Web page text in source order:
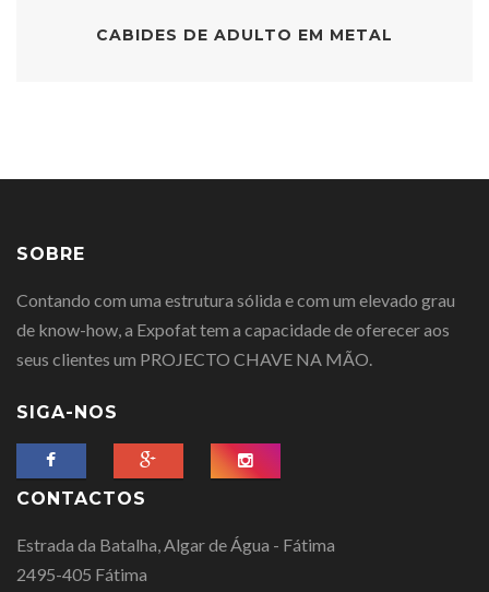
CABIDES DE ADULTO EM METAL
SOBRE
Contando com uma estrutura sólida e com um elevado grau
de know-how, a Expofat tem a capacidade de oferecer aos
seus clientes um PROJECTO CHAVE NA MÃO.
SIGA-NOS
CONTACTOS
Estrada da Batalha, Algar de Água - Fátima
2495-405 Fátima